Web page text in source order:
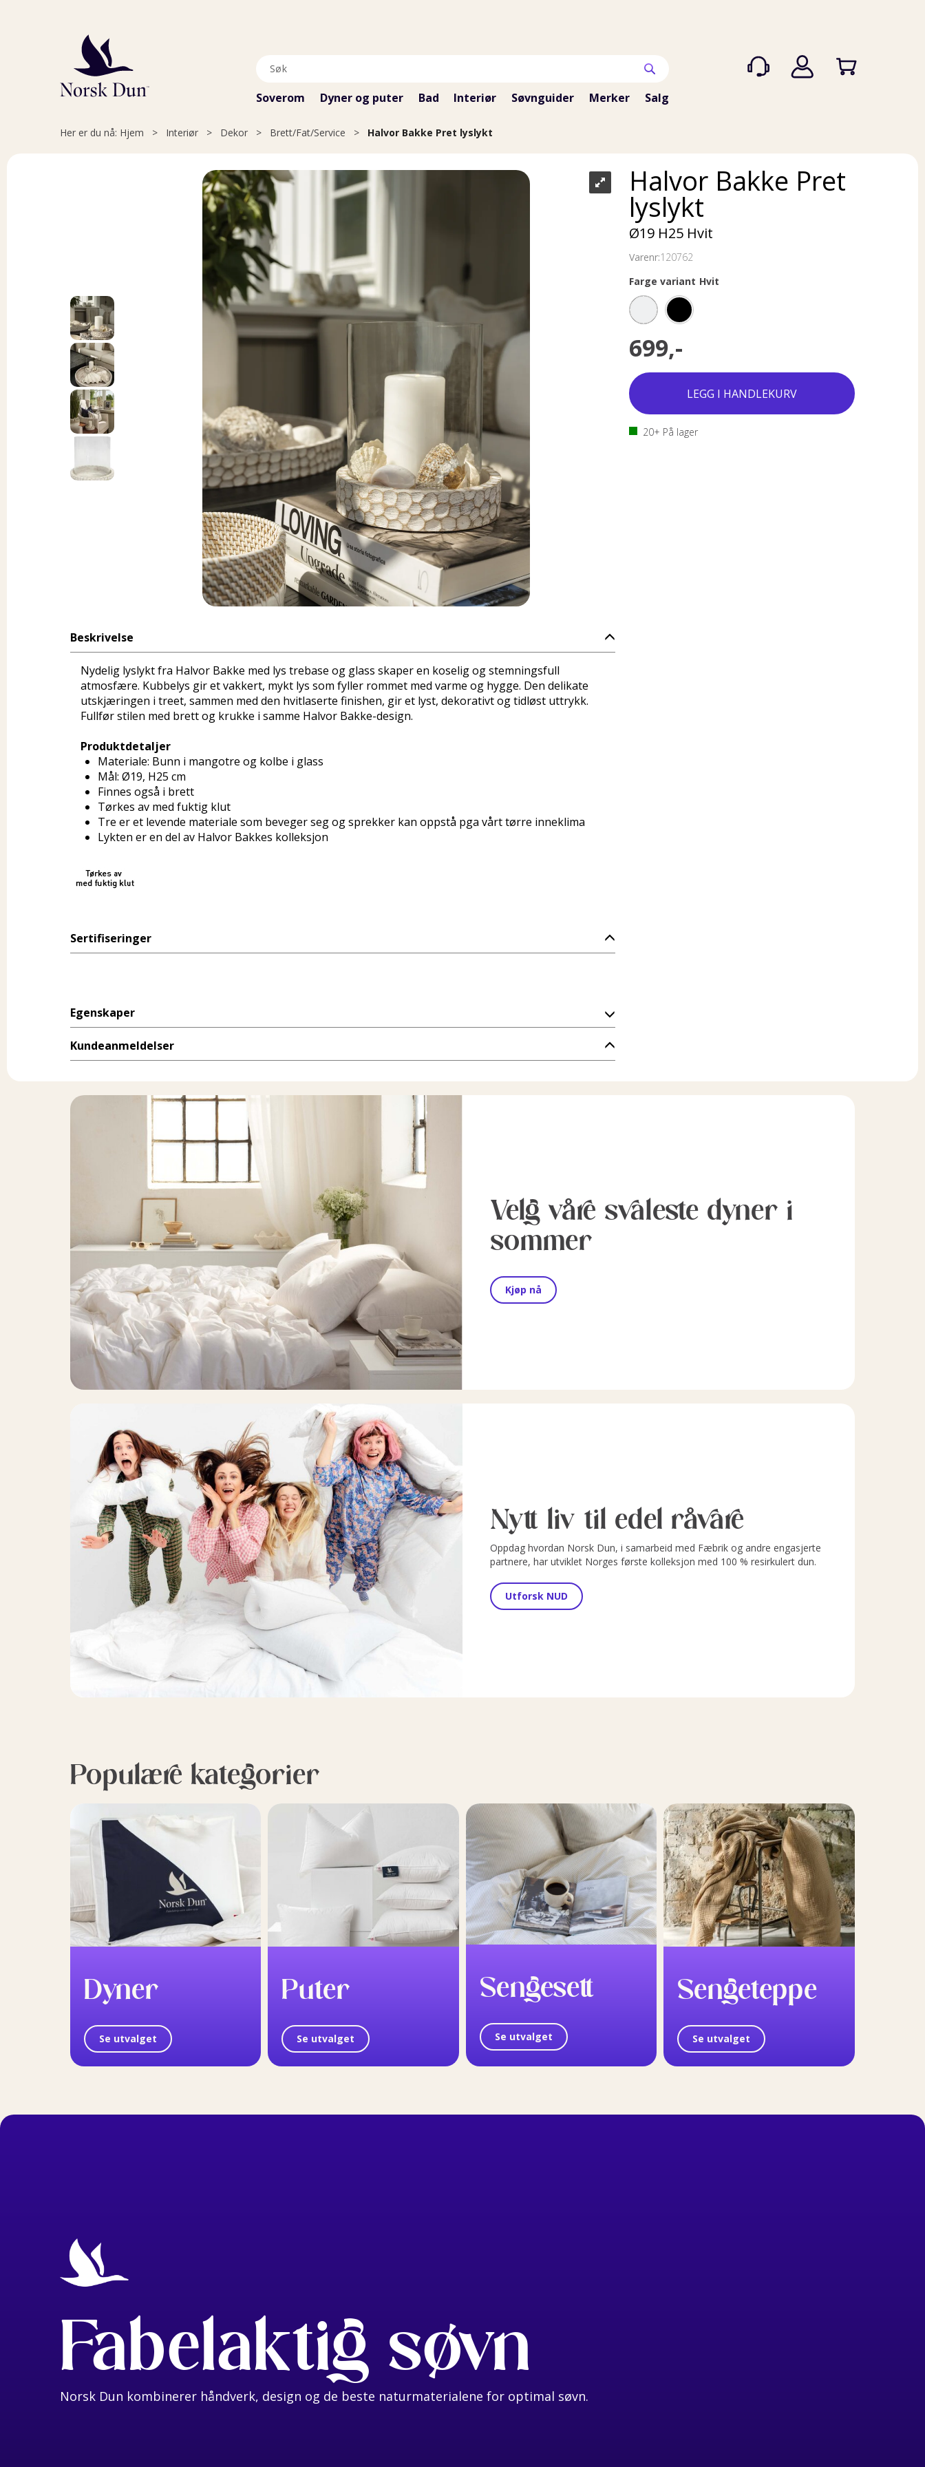
Soverom Dyner og puter Bad Interiør Søvnguider Merker Salg
Her er du nå: Hjem > Interiør > Dekor > Brett/Fat/Service > Halvor Bakke Pret lyslykt
Halvor Bakke Pret
lyslykt
Ø19 H25 Hvit
Varenr:120762
Farge variant Hvit
699,-
20+ På lager
Beskrivelse
Nydelig lyslykt fra Halvor Bakke med lys trebase og glass skaper en koselig og stemningsfull
atmosfære. Kubbelys gir et vakkert, mykt lys som fyller rommet med varme og hygge. Den delikate
utskjæringen i treet, sammen med den hvitlaserte finishen, gir et lyst, dekorativt og tidløst uttrykk.
Fullfør stilen med brett og krukke i samme Halvor Bakke-design.
Produktdetaljer
Materiale: Bunn i mangotre og kolbe i glass
Mål: Ø19, H25 cm
Finnes også i brett
Tørkes av med fuktig klut
Tre er et levende materiale som beveger seg og sprekker kan oppstå pga vårt tørre inneklima
Lykten er en del av Halvor Bakkes kolleksjon
Sertifiseringer
Egenskaper
Kundeanmeldelser
Velg våre svaleste dyner i
sommer
Kjøp nå
Nytt liv til edel råvare
Oppdag hvordan Norsk Dun, i samarbeid med Fæbrik og andre engasjerte
partnere, har utviklet Norges første kolleksjon med 100 % resirkulert dun.
Utforsk NUD
Populære kategorier
Dyner
Se utvalget
Puter
Se utvalget
Sengesett
Se utvalget
Sengeteppe
Se utvalget
Fabelaktig søvn
Norsk Dun kombinerer håndverk, design og de beste naturmaterialene for optimal søvn.